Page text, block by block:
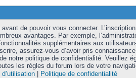
de pouvoir vous connecter.
avantages. Par exemple,
supplémentaires aux
assurez-vous d’avoir pris
notre politique de confidentialité. Veuillez
les règles du forum lors de votre
| Politique de confidentialité